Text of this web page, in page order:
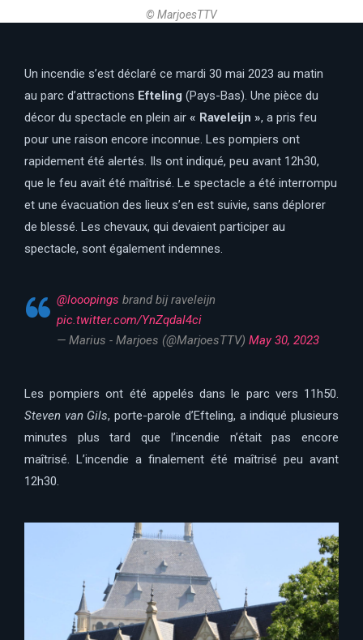
© MarjoesTTV
Un incendie s’est déclaré ce mardi 30 mai 2023 au matin
au parc d’attractions Efteling (Pays-Bas). Une pièce du
décor du spectacle en plein air « Raveleijn », a pris feu
pour une raison encore inconnue. Les pompiers ont
rapidement été alertés. Ils ont indiqué, peu avant 12h30,
que le feu avait été maîtrisé. Le spectacle a été interrompu
et une évacuation des lieux s’en est suivie, sans déplorer
de blessé. Les chevaux, qui devaient participer au
spectacle, sont également indemnes.
@looopings brand bij raveleijn
pic.twitter.com/YnZqdal4ci
— Marius - Marjoes (@MarjoesTTV) May 30, 2023
Les pompiers ont été appelés dans le parc vers 11h50.
Steven van Gils, porte-parole d’Efteling, a indiqué plusieurs
minutes plus tard que l’incendie n’était pas encore
maîtrisé. L’incendie a finalement été maîtrisé peu avant
12h30.